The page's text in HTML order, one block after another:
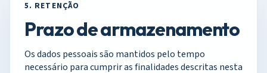
5. RETENÇÃO
Prazo de armazenamento
Os dados pessoais são mantidos pelo tempo
necessário para cumprir as finalidades descritas nesta